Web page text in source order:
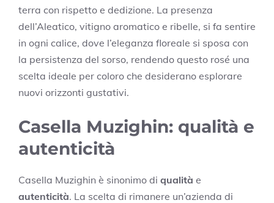
terra con rispetto e dedizione. La presenza
dell’Aleatico, vitigno aromatico e ribelle, si fa sentire
in ogni calice, dove l’eleganza floreale si sposa con
la persistenza del sorso, rendendo questo rosé una
scelta ideale per coloro che desiderano esplorare
nuovi orizzonti gustativi.
Casella Muzighin: qualità e
autenticità
Casella Muzighin è sinonimo di qualità e
autenticità. La scelta di rimanere un’azienda di